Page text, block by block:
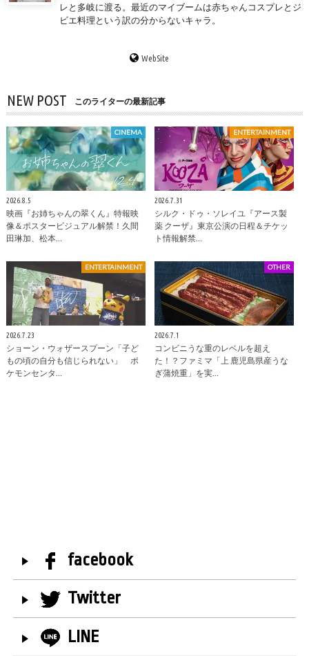
レと多岐に渡る。最近のマイブームは赤ちゃんコスプレとジ
ビエ料理という訳の分からないキャラ。
WebSite
NEW POST このライターの最新記事
CINEMA
2026.8.5
映画『お姉ちゃんの翠くん』特報映
像＆ポスタービジュアル解禁！久間
田琳加、松本…
ENTERTAINMENT
2026.7.31
シルク・ドゥ・ソレイユ『アース製
薬 クーザ』東京公演の日程＆チケッ
ト情報解禁…
ENTERTAINMENT
2026.7.23
ショーン・ウォザースプーン「子ど
もの頃の自分も信じられない」 ポ
ケモンセンタ…
OTHER
2026.7.1
コンビニうな重のレベルを超え
た！？ファミマ「上 鹿児島県産うな
ぎ蒲焼重」を実…
facebook
Twitter
LINE